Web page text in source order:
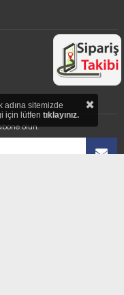
olun.
adına sitemizde
için lütfen tıklayınız. ×